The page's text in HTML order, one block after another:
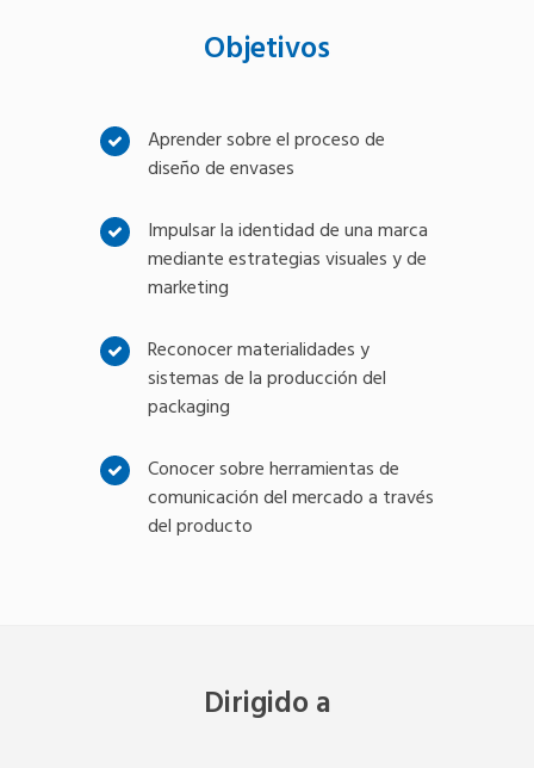
Objetivos
Aprender sobre el proceso de
diseño de envases
Impulsar la identidad de una marca
mediante estrategias visuales y de
marketing
Reconocer materialidades y
sistemas de la producción del
packaging
Conocer sobre herramientas de
comunicación del mercado a través
del producto
Dirigido a